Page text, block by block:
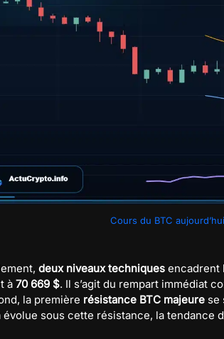
Cours du BTC
deux niveaux techniques encadrent
à 70 669 $. Il s’agit du rempart immédiat
la première résistance BTC majeure se
évolue sous cette résistance, la tendance